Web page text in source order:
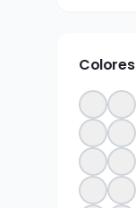
Colores